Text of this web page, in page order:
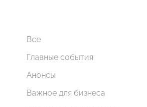
Все
Главные события
Анонсы
Важное для бизнеса